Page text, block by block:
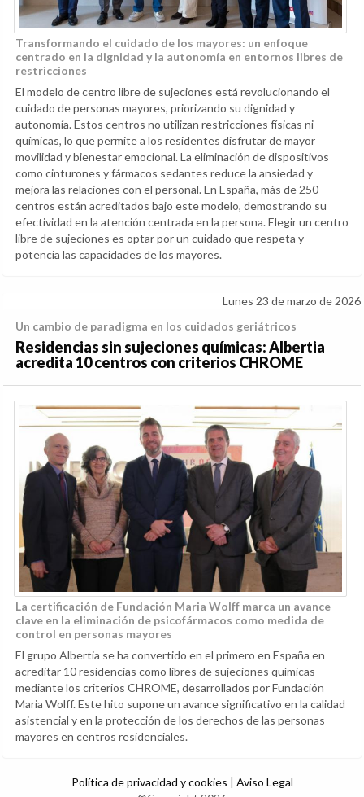
Transformando el cuidado de los mayores: un enfoque
centrado en la dignidad y la autonomía en entornos libres de
restricciones
El modelo de centro libre de sujeciones está revolucionando el
cuidado de personas mayores, priorizando su dignidad y
autonomía. Estos centros no utilizan restricciones físicas ni
químicas, lo que permite a los residentes disfrutar de mayor
movilidad y bienestar emocional. La eliminación de dispositivos
como cinturones y fármacos sedantes reduce la ansiedad y
mejora las relaciones con el personal. En España, más de 250
centros están acreditados bajo este modelo, demostrando su
efectividad en la atención centrada en la persona. Elegir un centro
libre de sujeciones es optar por un cuidado que respeta y
potencia las capacidades de los mayores.
Lunes 23 de marzo de 2026
Un cambio de paradigma en los cuidados geriátricos
Residencias sin sujeciones químicas: Albertia
acredita 10 centros con criterios CHROME
La certificación de Fundación Maria Wolff marca un avance
clave en la eliminación de psicofármacos como medida de
control en personas mayores
El grupo Albertia se ha convertido en el primero en España en
acreditar 10 residencias como libres de sujeciones químicas
mediante los criterios CHROME, desarrollados por Fundación
Maria Wolff. Este hito supone un avance significativo en la calidad
asistencial y en la protección de los derechos de las personas
mayores en centros residenciales.
Política de privacidad y cookies | Aviso Legal